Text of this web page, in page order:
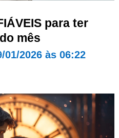
para ter
mês
01/2026 às 06:22